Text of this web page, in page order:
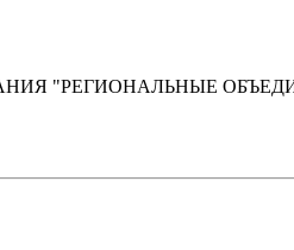
"РЕГИОНАЛЬНЫЕ